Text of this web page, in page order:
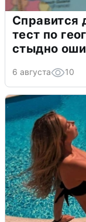
Справится
тест по
стыдно
6 августа 10